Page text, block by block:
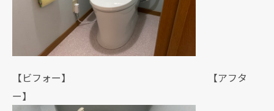
【ビフォー】 【アフタ
ー】